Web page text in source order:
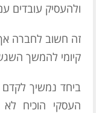
ולהעסיק עובדים
זה חשוב לחברה
קיומי להמשך
ביחד נמשיך לקדם
העסקי הוכיח